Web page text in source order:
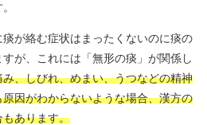
が絡む症状はまったくないのに痰の
が、これには「無形の痰」が関係し
み、しびれ、めまい、うつなどの精神
因がわからないような場合、漢方の
もあります。